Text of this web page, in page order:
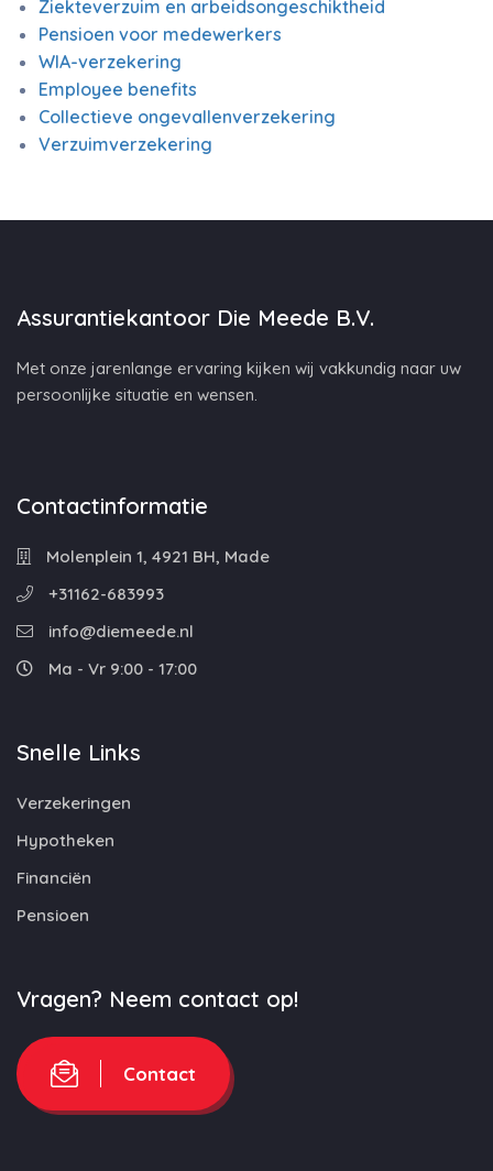
Ziekteverzuim en arbeidsongeschiktheid
Pensioen voor medewerkers
WIA-verzekering
Employee benefits
Collectieve ongevallenverzekering
Verzuimverzekering
Assurantiekantoor Die Meede B.V.
Met onze jarenlange ervaring kijken wij vakkundig naar uw
persoonlijke situatie en wensen.
Contactinformatie
Molenplein 1, 4921 BH, Made
+31162-683993
info@diemeede.nl
Ma - Vr 9:00 - 17:00
Snelle Links
Verzekeringen
Hypotheken
Financiën
Pensioen
Vragen? Neem contact op!
Contact